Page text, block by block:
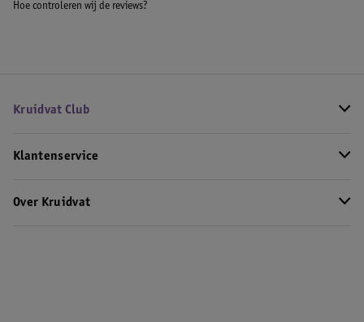
Hoe controleren wij de reviews?
Kruidvat Club
Klantenservice
Over Kruidvat